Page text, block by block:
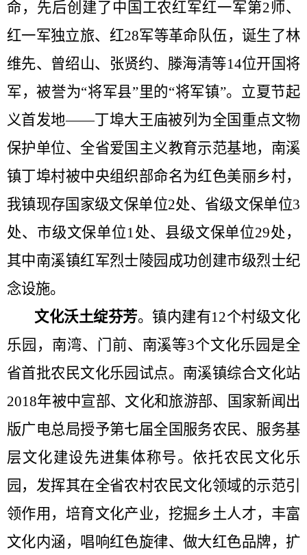
命，先后创建了中国工农红军红一军第2师、
红一军独立旅、红28军等革命队伍，诞生了林
维先、曾绍山、张贤约、滕海清等14位开国将
军，被誉为“将军县”里的“将军镇”。立夏节起
义首发地——丁埠大王庙被列为全国重点文物
保护单位、全省爱国主义教育示范基地，南溪
镇丁埠村被中央组织部命名为红色美丽乡村，
我镇现存国家级文保单位2处、省级文保单位3
处、市级文保单位1 处、县级文保单位29处，
其中南溪镇红军烈士陵园 成功创建市级烈士纪
念设施。
文化沃土绽芬芳。 镇内建有12个村级文化
乐园，南湾、门前、南溪等3个文化乐园是全
省首批农民文化乐园试点。南溪镇综合文化站
2018年被中宣部、文化和旅游部、国家新闻出
版广电总局授予第七届全国服务农民、服务基
层文化建设先进集体称号。依托农民文化乐
园，发挥其在全省农村农民文化领域的示范引
领作用，培育文化产业，挖掘乡土人才，丰富
文化内涵，唱响红色旋律、做大红色品牌，扩